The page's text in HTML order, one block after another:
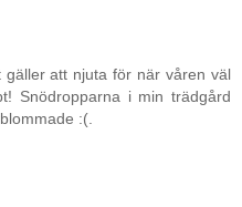
att njuta för när våren väl
Snödropparna i min trädgård
:(.